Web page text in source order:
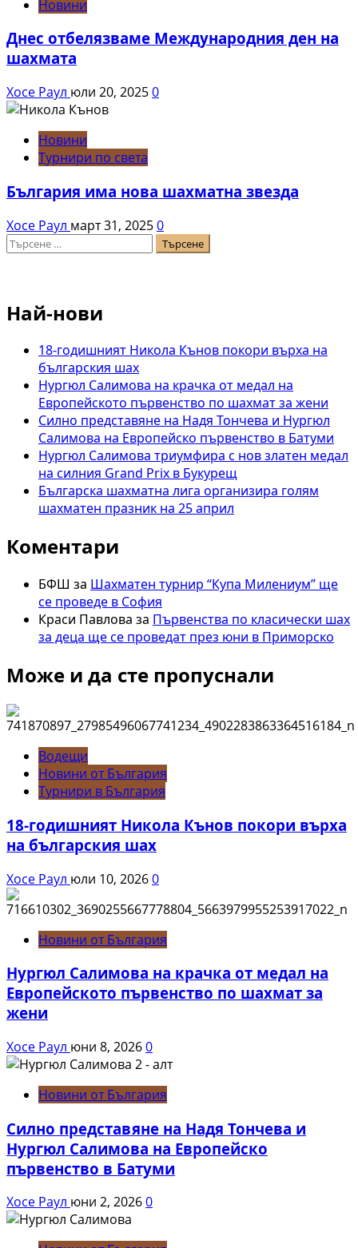
Новини
Днес отбелязваме Международния ден на
шахмата
Хосе Раул юли 20, 20250
Новини
Турнири по света
България има нова шахматна звезда
Хосе Раул март 31, 20250
Търсене
за:
Най-нови
18-годишният Никола Кънов покори върха на
българския шах
Нургюл Салимова на крачка от медал на
Европейското първенство по шахмат за жени
Силно представяне на Надя Тончева и Нургюл
Салимова на Европейско първенство в Батуми
Нургюл Салимова триумфира с нов златен медал
на силния Grand Prix в Букурещ
Българска шахматна лига организира голям
шахматен празник на 25 април
Коментари
БФШ за Шахматен турнир “Купа Милениум” ще
се проведе в София
Краси Павлова за Първенства по класически шах
за деца ще се проведат през юни в Приморско
Може и да сте пропуснали
Водещи
Новини от България
Турнири в България
18-годишният Никола Кънов покори върха
на българския шах
Хосе Раул юли 10, 20260
Новини от България
Нургюл Салимова на крачка от медал на
Европейското първенство по шахмат за
жени
Хосе Раул юни 8, 20260
Новини от България
Силно представяне на Надя Тончева и
Нургюл Салимова на Европейско
първенство в Батуми
Хосе Раул юни 2, 20260